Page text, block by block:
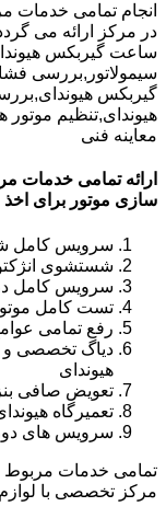
انجام تمامی خدمات
در مرکز ارائه می
ساعت گیربکس
سیمولاتور,بررسی
گیربکس
هیوندای,تنظیم موتور
معاینه فنی
ارائه تمامی خدمات
سازی موتور برای اخذ
سرویس کامل
شستشوی
سرویس کامل
تست کامل
رفع تمامی
دیاگ تخصصی و
هیوندای
تعویض صافی
تعمیرگاه
سرویس های
تمامی خدمات مربوط
مرکز تخصصی با